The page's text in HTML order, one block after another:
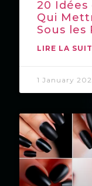
20 Idées
Qui
Sous les
LIRE LA
1 January